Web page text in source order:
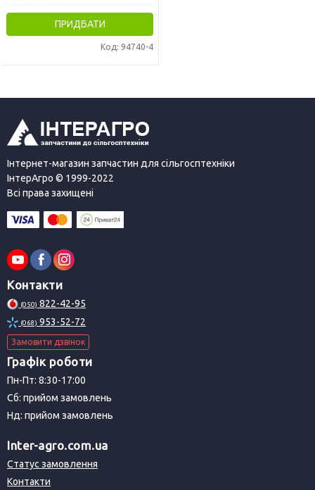
ПРИДБАТИ
Код: 94740-4
Інтернет-магазин запчастин для сільгосптехніки
ІнтерАгро © 1999-2022
Всі права захищені
Контакти
(050) 822-42-95
(068) 953-52-72
Замовити дзвінок
Графік роботи
Пн-Пт: 8:30-17:00
Сб: прийом замовлень
Нд: прийом замовлень
Inter-agro.com.ua
Статус замовлення
Контакти